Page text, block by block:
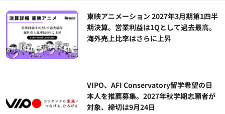
東映アニメーション 2027年3月期第1四半
期決算。営業利益は1Qとして過去最高。
海外売上比率はさらに上昇
VIPO、AFI Conservatory留学希望の日
本人を推薦募集。2027年秋学期志願者が
対象、締切は9月24日